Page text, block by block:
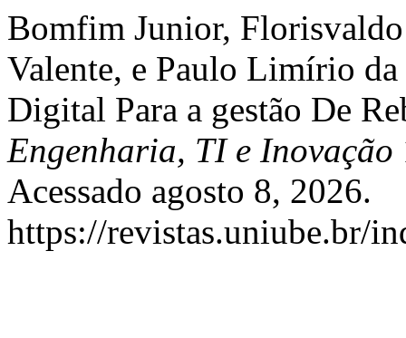
Bomfim Junior,
Valente, e Paulo Limírio
Digital Para a gestão De
Engenharia, TI e Inovação
Acessado agosto 8, 2026.
https://revistas.uniube.br/